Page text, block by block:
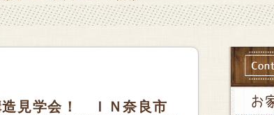
見学会！ ＩＮ奈良市